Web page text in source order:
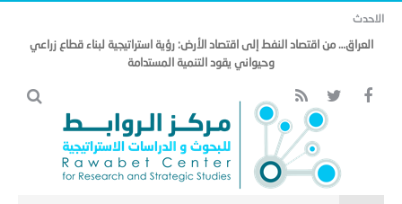
الاحدث
العراق… من اقتصاد النفط إلى اقتصاد الأرض: رؤية استراتيجية لبناء قطاع زراعي
وحيواني يقود التنمية المستدامة